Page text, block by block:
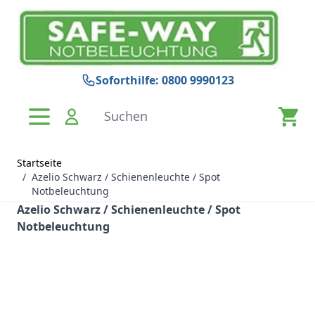
Zum Inhalt springen
Soforthilfe: 0800 9990123
Suchen
Startseite
/ Azelio Schwarz / Schienenleuchte / Spot
Notbeleuchtung
Azelio Schwarz / Schienenleuchte / Spot
Notbeleuchtung